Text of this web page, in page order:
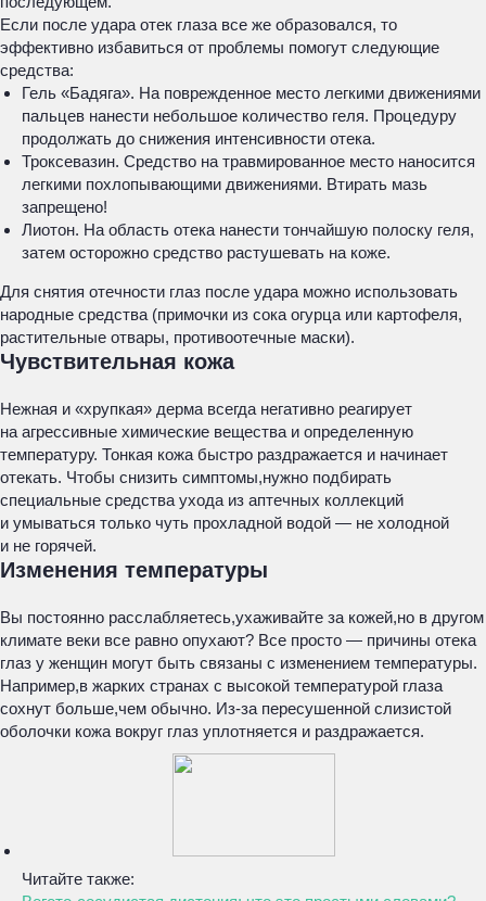
Если после удара отек глаза все же образовался, то
эффективно избавиться от проблемы помогут следующие
средства:
Гель «Бадяга». На поврежденное место легкими движениями
пальцев нанести небольшое количество геля. Процедуру
продолжать до снижения интенсивности отека.
Троксевазин. Средство на травмированное место наносится
легкими похлопывающими движениями. Втирать мазь
запрещено!
Лиотон. На область отека нанести тончайшую полоску геля,
затем осторожно средство растушевать на коже.
Для снятия отечности глаз после удара можно использовать
народные средства (примочки из сока огурца или картофеля,
растительные отвары, противоотечные маски).
Чувствительная кожа
Нежная и «хрупкая» дерма всегда негативно реагирует
на агрессивные химические вещества и определенную
температуру. Тонкая кожа быстро раздражается и начинает
отекать. Чтобы снизить симптомы,нужно подбирать
специальные средства ухода из аптечных коллекций
и умываться только чуть прохладной водой — не холодной
и не горячей.
Изменения температуры
Вы постоянно расслабляетесь,ухаживайте за кожей,но в другом
климате веки все равно опухают? Все просто — причины отека
глаз у женщин могут быть связаны с изменением температуры.
Например,в жарких странах с высокой температурой глаза
сохнут больше,чем обычно. Из-за пересушенной слизистой
оболочки кожа вокруг глаз уплотняется и раздражается.
Читайте также: